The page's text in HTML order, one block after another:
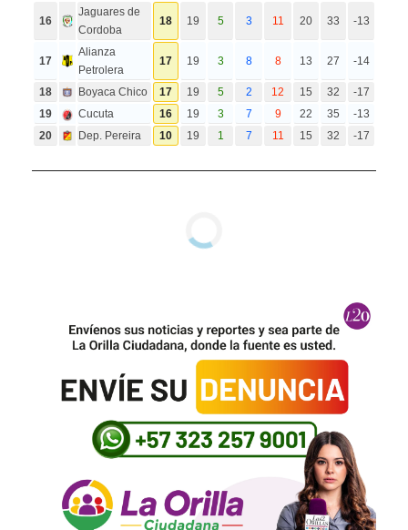
16
Jaguares de
Cordoba
18 19 5 3 11 20 33 -13
17
Alianza
Petrolera
17 19 3 8 8 13 27 -14
18 Boyaca Chico 17 19 5 2 12 15 32
-17
19
Cucuta 16 19 3 7 9 22 35
-13
20
Dep. Pereira 10 19 1 7 11 15 32 -17